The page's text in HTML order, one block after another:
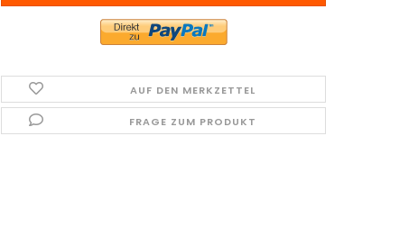
AUF DEN MERKZETTEL
FRAGE ZUM PRODUKT